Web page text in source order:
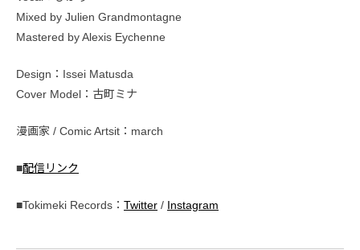
Mixed by Julien Grandmontagne
Mastered by Alexis Eychenne
Design：Issei Matusda
Cover Model：古町ミナ
漫画家 / Comic Artsit：march
■配信リンク
■Tokimeki Records： Twitter / Instagram